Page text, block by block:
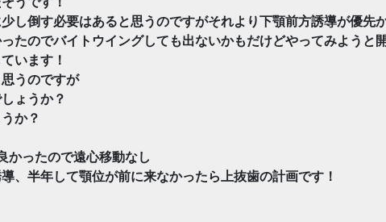
し倒す必要はあると思うのですがそれより下顎前方誘導が優先
たのでバイトウイングしても出ないかもだけどやってみようと
います！
うのですが
ょうか？
か？
かったので遠心移動なし
、半年して顎位が前に来なかったら上抜歯の計画です！